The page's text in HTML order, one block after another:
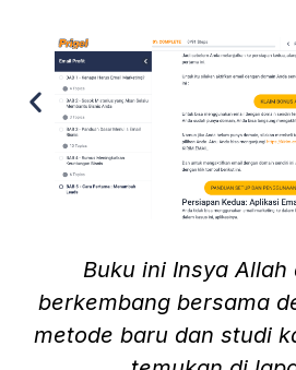
Buku ini Insya
berkembang bersama
metode baru dan studi